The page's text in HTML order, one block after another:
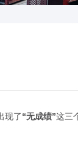
现了“无成绩”这三